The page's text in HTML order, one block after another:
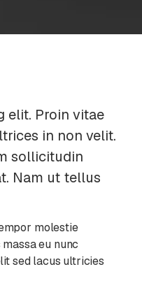
elit. Proin vitae
in non velit.
sollicitudin
Nam ut tellus
molestie
eu nunc
sed lacus ultricies